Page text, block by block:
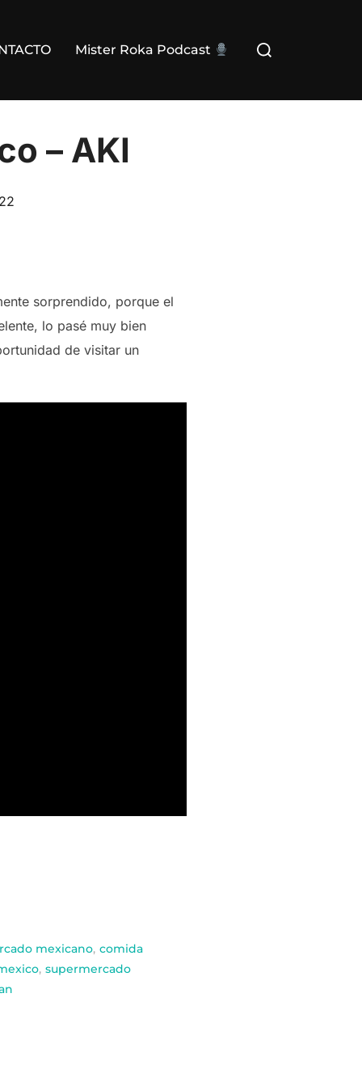
Mister Roka Podcast
Buscar:
– AKI
sorprendido, porque el
lo pasé muy bien
de visitar un
mexicano, comida
, supermercado